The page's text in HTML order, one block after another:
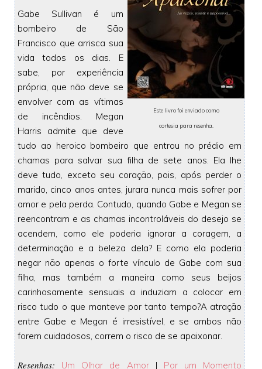
Este livro foi enviado como
cortesia para resenha
Gabe Sullivan é um
bombeiro de São
Francisco que arrisca sua
vida todos os dias. E
sabe, por experiência
própria, que não deve se
envolver com as vítimas
de incêndios. Megan
Harris admite que deve
tudo ao heroico bombeiro que entrou no prédio em
chamas para salvar sua filha de sete anos. Ela lhe
deve tudo, exceto seu coração, pois, após perder o
marido, cinco anos antes, jurara nunca mais sofrer por
amor e pela perda. Contudo, quando Gabe e Megan se
reencontram e as chamas incontroláveis do desejo se
acendem, como ele poderia ignorar a coragem, a
determinação e a beleza dela? E como ela poderia
negar não apenas o forte vínculo de Gabe com sua
filha, mas também a maneira como seus beijos
carinhosamente sensuais a induziam a colocar em
risco tudo o que manteve por tanto tempo?A atração
entre Gabe e Megan é irresistível, e se ambos não
forem cuidadosos, correm o risco de se apaixonar.
Resenhas: Um Olhar de Amor | Por um Momento